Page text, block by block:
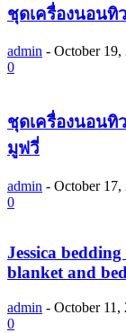
ชุดเครื่องนอนทิ
admin - October 19,
0
ชุดเครื่องนอนทิ
มูฟวี่
admin - October 17,
0
Jessica
blanket and
admin - October 11,
0